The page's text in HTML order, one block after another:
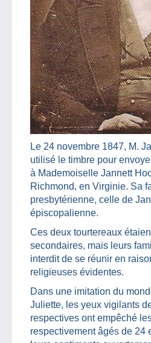
Le 24 novembre 1847, M.
utilisé le timbre pour
à Mademoiselle Jannett
Richmond, en Virginie. Sa
presbytérienne, celle de
épiscopalienne.
Ces deux tourtereaux
secondaires, mais leurs
interdit de se réunir en
religieuses évidentes.
Dans une imitation du
Juliette, les yeux vigilants
respectives ont empêché
respectivement âgés de 24